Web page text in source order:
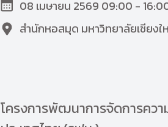
08 เมษายน 2569 09:00 -
สำนักหอสมุด มหาวิทยาลัยเชียงใ
โครงการพัฒนาการจัดการคว